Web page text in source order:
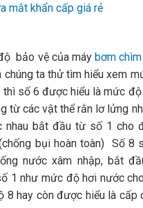
mắt khẩn cấp giá rẻ
bảo vệ của máy bơm
ta thử tìm hiểu xem
thì số 6 được hiểu là mức
từ các vật thể rắn lơ lửng
nhau bắt đầu từ số 1 cho
bụi hoàn toàn) Số 8
nước xâm nhập, bắt
1 như mức độ hơi nước
8 hay còn được hiểu là cấp